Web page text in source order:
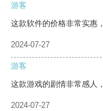
游客
这款软件的价格非常实惠
2024-07-27
游客
这款游戏的剧情非常感人
2024-07-27